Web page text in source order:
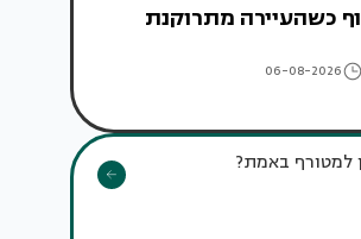
כשהעיירה מתרוקנת
06-08-2026